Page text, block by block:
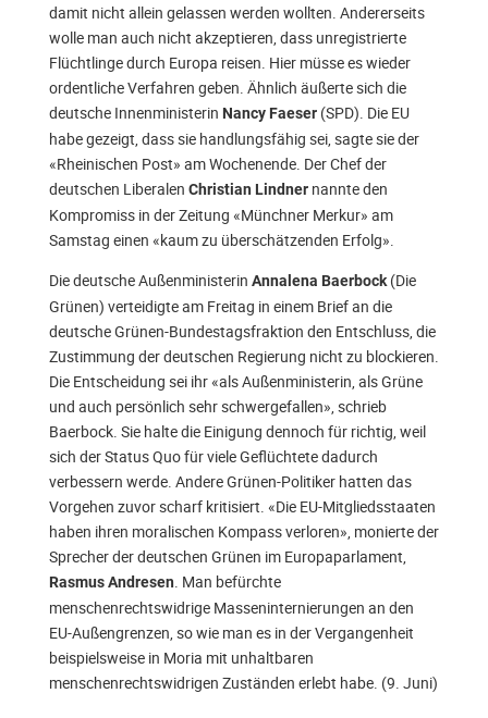
damit nicht allein gelassen werden wollten. Andererseits
wolle man auch nicht akzeptieren, dass unregistrierte
Flüchtlinge durch Europa reisen. Hier müsse es wieder
ordentliche Verfahren geben. Ähnlich äußerte sich die
deutsche Innenministerin Nancy Faeser(SPD). Die EU
habe gezeigt, dass sie handlungsfähig sei, sagte sie der
«Rheinischen Post» am Wochenende. Der Chef der
deutschen Liberalen Christian Lindnernannte den
Kompromiss in der Zeitung «Münchner Merkur» am
Samstag einen «kaum zu überschätzenden Erfolg».
Die deutsche Außenministerin Annalena Baerbock (Die
Grünen) verteidigte am Freitag in einem Brief an die
deutsche Grünen-Bundestagsfraktion den Entschluss, die
Zustimmung der deutschen Regierung nicht zu blockieren.
Die Entscheidung sei ihr «als Außenministerin, als Grüne
und auch persönlich sehr schwergefallen», schrieb
Baerbock. Sie halte die Einigung dennoch für richtig, weil
sich der Status Quo für viele Geflüchtete dadurch
verbessern werde. Andere Grünen-Politiker hatten das
Vorgehen zuvor scharf kritisiert. «Die EU-Mitgliedsstaaten
haben ihren moralischen Kompass verloren», monierte der
Sprecher der deutschen Grünen im Europaparlament,
Rasmus Andresen . Man befürchte
menschenrechtswidrige Masseninternierungen an den
EU-Außengrenzen, so wie man es in der Vergangenheit
beispielsweise in Moria mit unhaltbaren
menschenrechtswidrigen Zuständen erlebt habe. (9. Juni)